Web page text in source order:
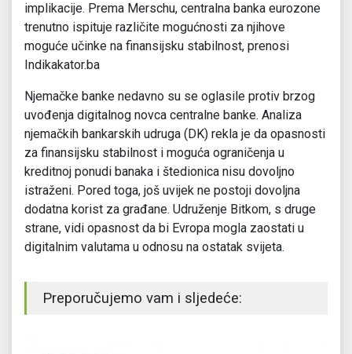
implikacije. Prema Merschu, centralna banka eurozone
trenutno ispituje različite mogućnosti za njihove
moguće učinke na finansijsku stabilnost, prenosi
Indikakator.ba
Njemačke banke nedavno su se oglasile protiv brzog
uvođenja digitalnog novca centralne banke. Analiza
njemačkih bankarskih udruga (DK) rekla je da opasnosti
za finansijsku stabilnost i moguća ograničenja u
kreditnoj ponudi banaka i štedionica nisu dovoljno
istraženi. Pored toga, još uvijek ne postoji dovoljna
dodatna korist za građane. Udruženje Bitkom, s druge
strane, vidi opasnost da bi Evropa mogla zaostati u
digitalnim valutama u odnosu na ostatak svijeta.
Preporučujemo vam i sljedeće: